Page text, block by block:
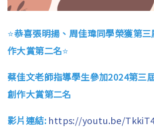
⭐️恭喜張明揚、周佳瑋同學榮獲第
作大賞第二名⭐️
蔡佳文老師指導學生參加2024第三
創作大賞第二名
影片連結: https://youtu.be/